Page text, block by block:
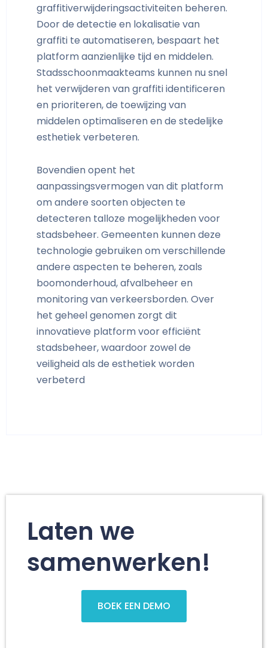
graffitiverwijderingsactiviteiten beheren.
Door de detectie en lokalisatie van
graffiti te automatiseren, bespaart het
platform aanzienlijke tijd en middelen.
Stadsschoonmaakteams kunnen nu snel
het verwijderen van graffiti identificeren
en prioriteren, de toewijzing van
middelen optimaliseren en de stedelijke
esthetiek verbeteren.
Bovendien opent het
aanpassingsvermogen van dit platform
om andere soorten objecten te
detecteren talloze mogelijkheden voor
stadsbeheer. Gemeenten kunnen deze
technologie gebruiken om verschillende
andere aspecten te beheren, zoals
boomonderhoud, afvalbeheer en
monitoring van verkeersborden. Over
het geheel genomen zorgt dit
innovatieve platform voor efficiënt
stadsbeheer, waardoor zowel de
veiligheid als de esthetiek worden
verbeterd
Laten we
samenwerken!
BOEK EEN DEMO